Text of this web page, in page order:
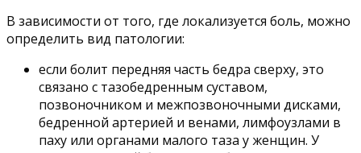
В зависимости от того, где локализуется боль, можно
определить вид патологии:
если болит передняя часть бедра сверху, это
связано с тазобедренным суставом,
позвоночником и межпозвоночными дисками,
бедренной артерией и венами, лимфоузлами в
паху или органами малого таза у женщин. У